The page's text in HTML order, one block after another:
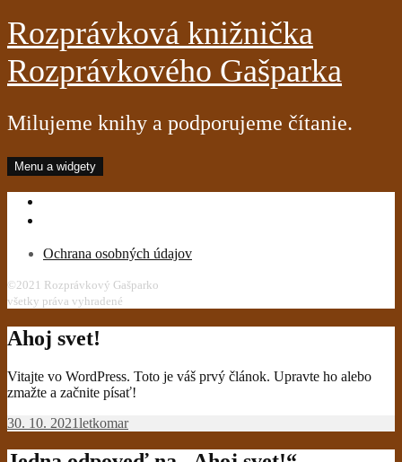
Preskočiť
na
obsah
Rozprávková knižnička
Rozprávkového Gašparka
Milujeme knihy a podporujeme čítanie.
Menu a widgety
Ochrana osobných údajov
©2021 Rozprávkový Gašparko
všetky práva vyhradené
Ahoj svet!
Vitajte vo WordPress. Toto je váš prvý článok. Upravte ho alebo
zmažte a začnite písať!
Publikované
30. 10. 2021Autor
letkomar